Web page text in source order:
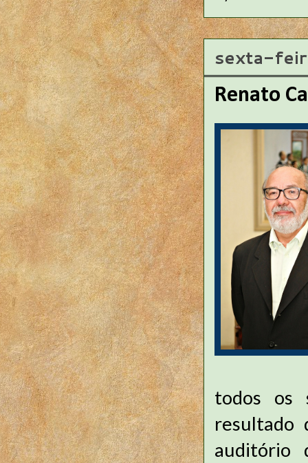
sexta-
Renato
todos os
resultado
auditório